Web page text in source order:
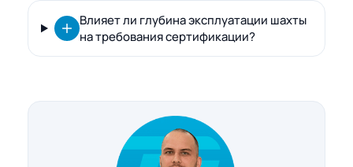
Влияет ли глубина эксплуатации шахты
на требования сертификации?